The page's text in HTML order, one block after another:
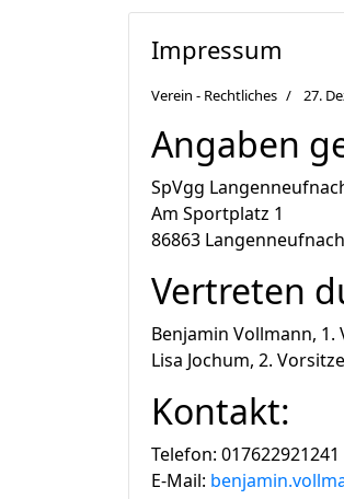
Impressum
Verein - Rechtliches 27.
Angaben
SpVgg
Am Sportplatz 1
86863 Langenneufnach
Vertreten
Benjamin Vollmann,
Lisa Jochum, 2.
Kontakt:
Telefon: 017622921241
E-Mail: